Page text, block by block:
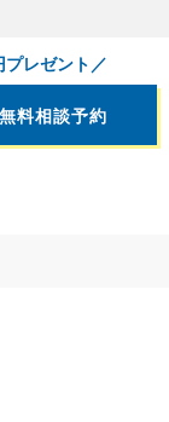
レゼント
無料相談予約